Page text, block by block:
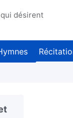
désirent